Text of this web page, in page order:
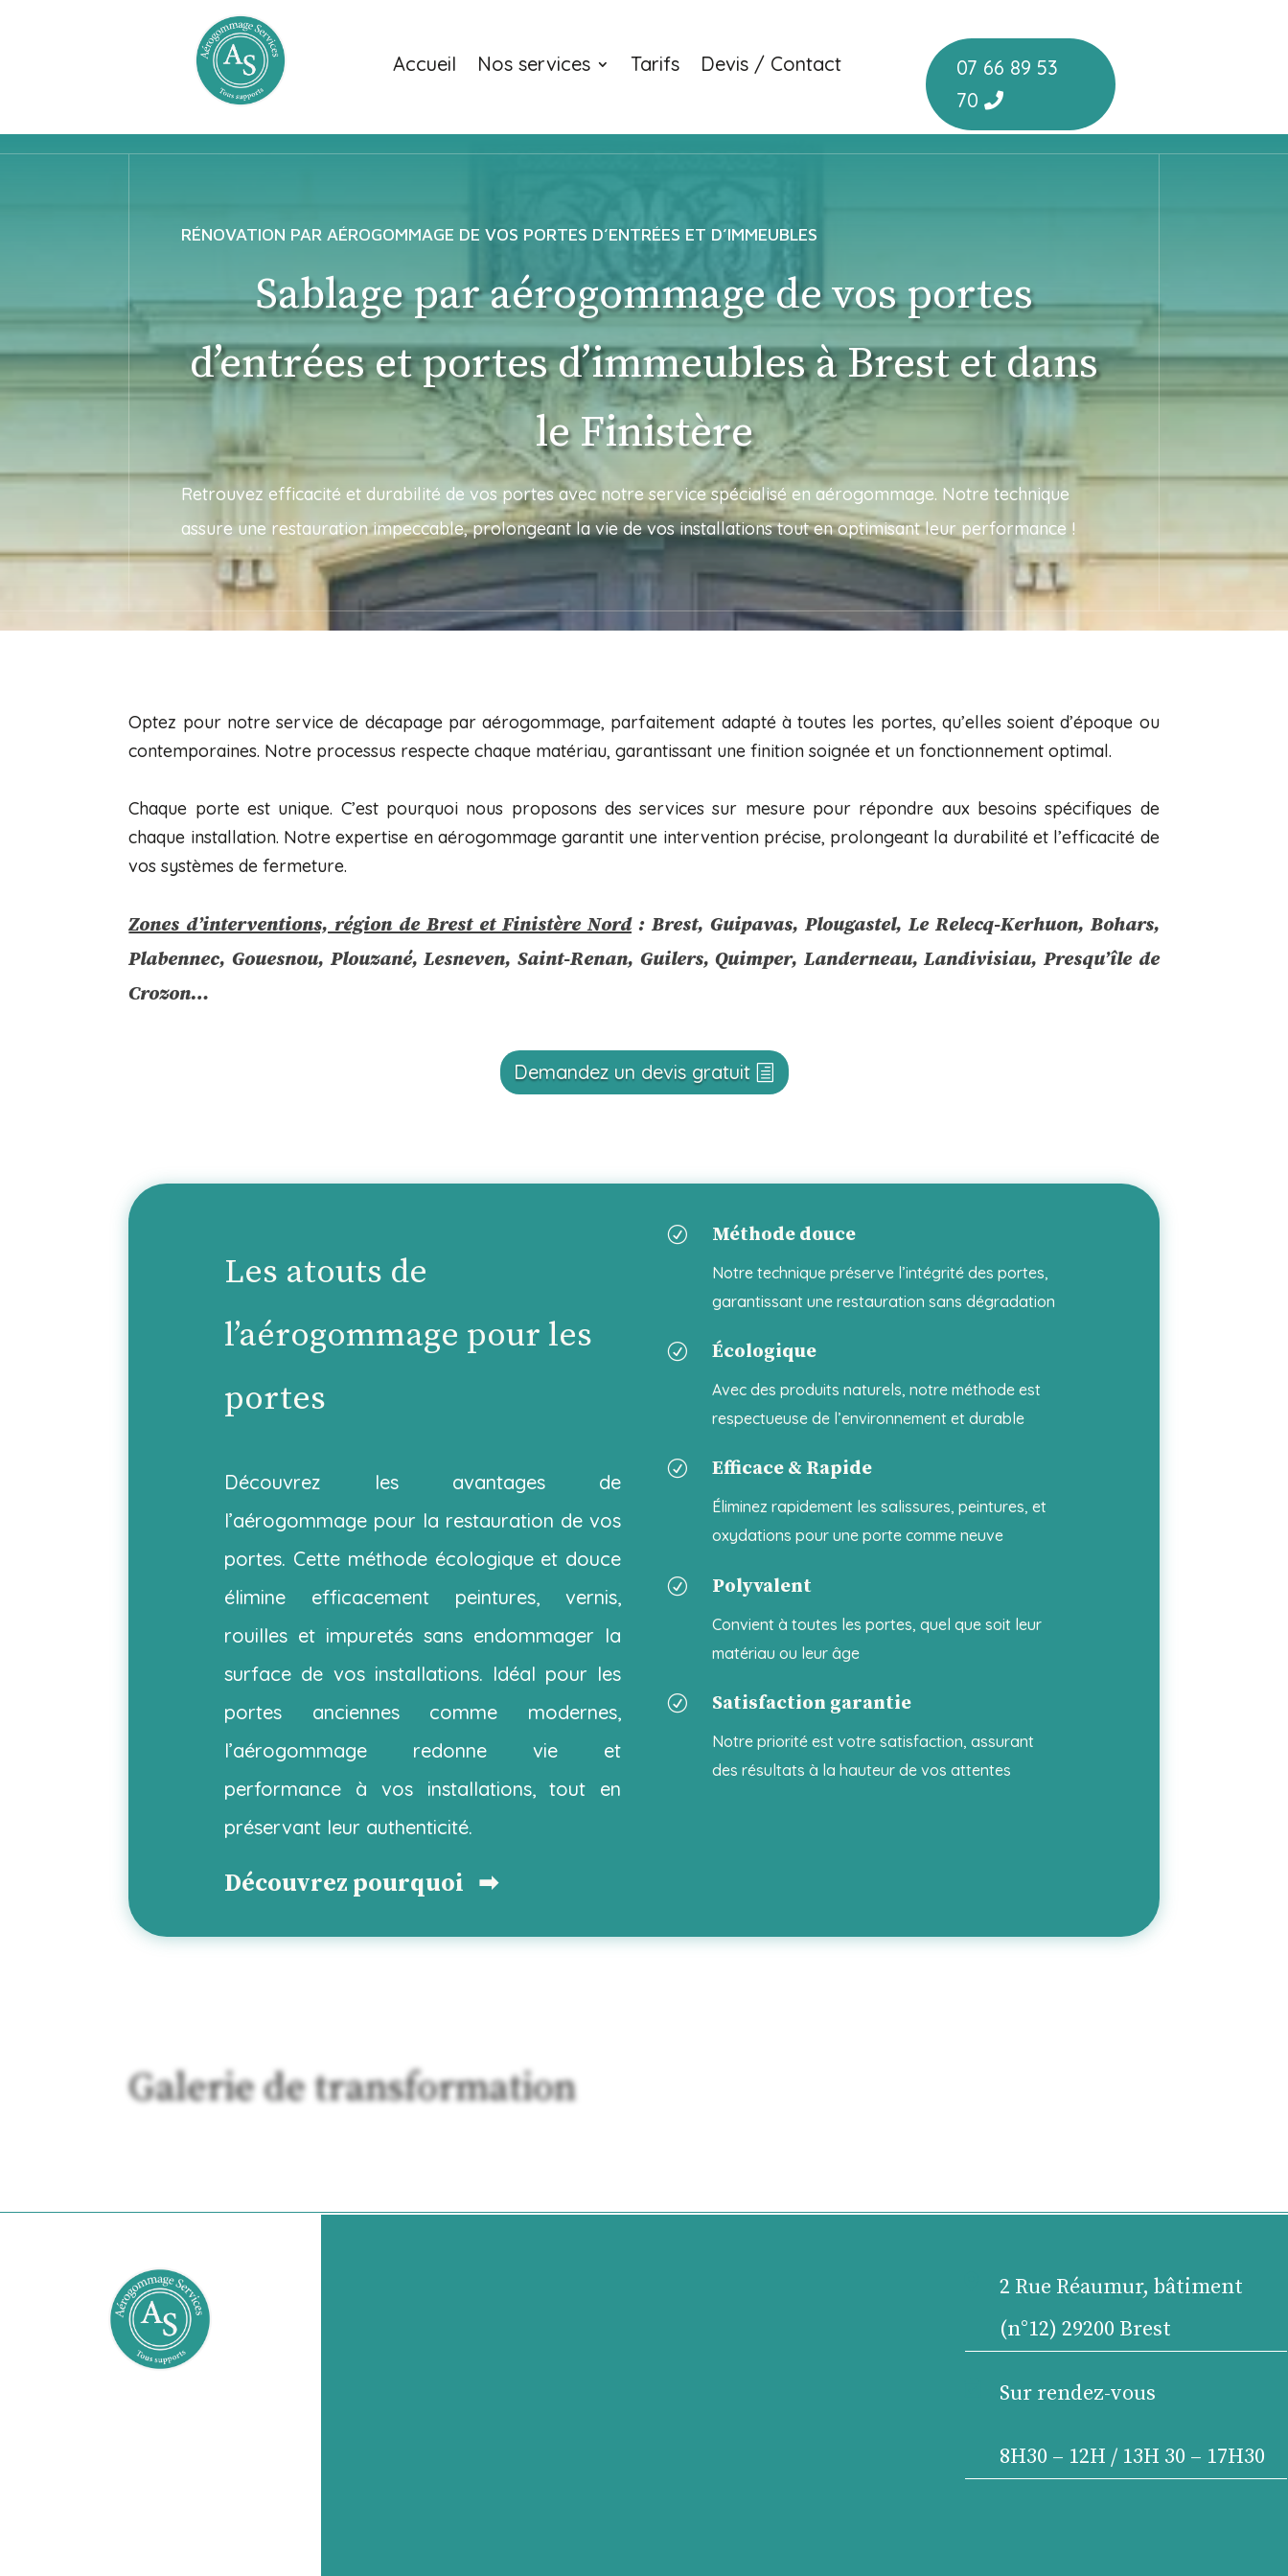
Accueil Nos services Tarifs Devis / Contact
07 66 89 53
70
RÉNOVATION PAR AÉROGOMMAGE DE VOS PORTES D’ENTRÉES ET D’IMMEUBLES
Sablage par aérogommage de vos portes
d’entrées et portes d’immeubles à Brest et dans
le Finistère
Retrouvez efficacité et durabilité de vos portes avec notre service spécialisé en aérogommage. Notre technique
assure une restauration impeccable, prolongeant la vie de vos installations tout en optimisant leur performance !
Optez pour notre service de décapage par aérogommage, parfaitement adapté à toutes les portes, qu’elles soient d’époque ou
contemporaines. Notre processus respecte chaque matériau, garantissant une finition soignée et un fonctionnement optimal.
Chaque porte est unique. C’est pourquoi nous proposons des services sur mesure pour répondre aux besoins spécifiques de
chaque installation. Notre expertise en aérogommage garantit une intervention précise, prolongeant la durabilité et l’efficacité de
vos systèmes de fermeture.
Zones d’interventions, région de Brest et Finistère Nord: Brest, Guipavas, Plougastel, Le Relecq-Kerhuon, Bohars,
Plabennec, Gouesnou, Plouzané, Lesneven, Saint-Renan, Guilers, Quimper, Landerneau, Landivisiau, Presqu’île de
Crozon…
Demandez un devis gratuit
Les atouts de
l’aérogommage pour les
portes
Découvrez les avantages de
l’aérogommage pour la restauration de vos
portes. Cette méthode écologique et douce
élimine efficacement peintures, vernis,
rouilles et impuretés sans endommager la
surface de vos installations. Idéal pour les
portes anciennes comme modernes,
l’aérogommage redonne vie et
performance à vos installations, tout en
préservant leur authenticité.
Découvrez pourquoi ➡
R Méthode douce
Notre technique préserve l’intégrité des portes,
garantissant une restauration sans dégradation
R Écologique
Avec des produits naturels, notre méthode est
respectueuse de l’environnement et durable
R Efficace & Rapide
Éliminez rapidement les salissures, peintures, et
oxydations pour une porte comme neuve
R Polyvalent
Convient à toutes les portes, quel que soit leur
matériau ou leur âge
R Satisfaction garantie
Notre priorité est votre satisfaction, assurant
des résultats à la hauteur de vos attentes
Galerie de transformation
2 Rue Réaumur, bâtiment
(n°12) 29200 Brest
Sur rendez-vous
8H30 – 12H / 13H 30 – 17H30